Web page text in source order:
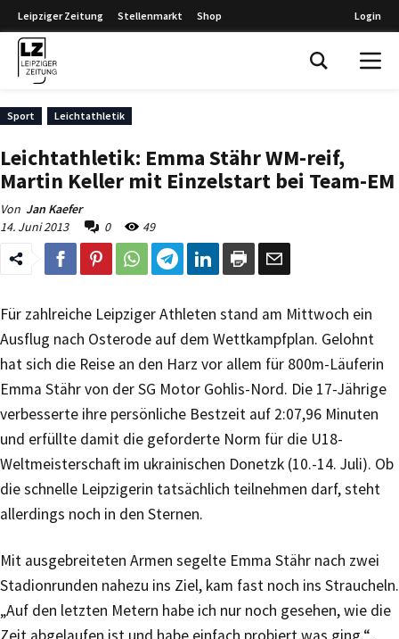
Leipziger Zeitung Stellenmarkt Shop Login
Sport Leichtathletik
Leichtathletik: Emma Stähr WM-reif,
Martin Keller mit Einzelstart bei Team-EM
Von Jan Kaefer
14. Juni 2013
0 49
Für zahlreiche Leipziger Athleten stand am Mittwoch ein
Ausflug nach Osterode auf dem Wettkampfplan. Gelohnt
hat sich die Reise an den Harz vor allem für 800m-Läuferin
Emma Stähr von der SG Motor Gohlis-Nord. Die 17-Jährige
verbesserte ihre persönliche Bestzeit auf 2:07,96 Minuten
und erfüllte damit die geforderte Norm für die U18-
Weltmeisterschaft im ukrainischen Donetzk (10.-14. Juli). Ob
die schnelle Leipzigerin tatsächlich teilnehmen darf, steht
allerdings noch in den Sternen.
Mit ausgebreiteten Armen segelte Emma Stähr nach zwei
Stadionrunden nahezu ins Ziel, kam fast noch ins Straucheln.
„Auf den letzten Metern habe ich nur noch gesehen, wie die